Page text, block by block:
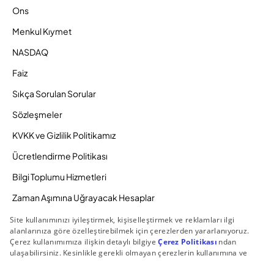
Ons
Menkul Kıymet
NASDAQ
Faiz
Sıkça Sorulan Sorular
Sözleşmeler
KVKK ve Gizlilik Politikamız
Ücretlendirme Politikası
Bilgi Toplumu Hizmetleri
Zaman Aşımına Uğrayacak Hesaplar
Duyurular ve Kampanyalar